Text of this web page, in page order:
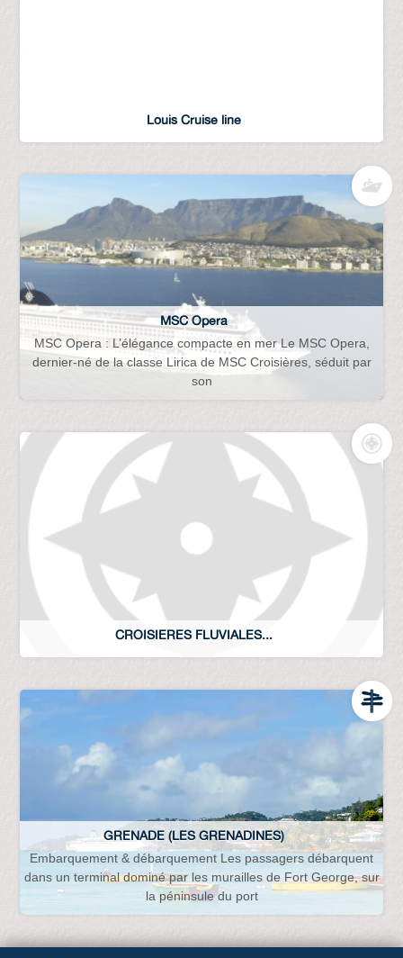
Louis Cruise line
MSC Opera
MSC Opera : L’élégance compacte en mer Le MSC Opera,
dernier-né de la classe Lirica de MSC Croisières, séduit par
son
CROISIERES FLUVIALES...
GRENADE (LES GRENADINES)
Embarquement & débarquement Les passagers débarquent
dans un terminal dominé par les murailles de Fort George, sur
la péninsule du port